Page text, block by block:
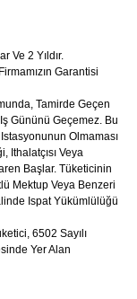
Ve 2 Yıldır.
Garantisi
Tamirde Geçen
Gününü Geçemez. Bu
Olmaması
Ithalatçısı Veya
Başlar. Tüketicinin
Mektup Veya Benzeri
Ispat Yükümlülüğü
6502 Sayılı
Yer Alan